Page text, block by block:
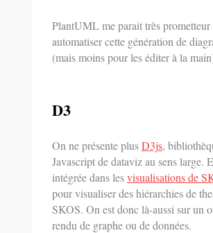
PlantUML me parait très
automatiser cette génération de
(mais moins pour les éditer à la
D3
On ne présente plusD3js,
Javascript de dataviz au sens large.
intégrée dans lesvisualisations de
pour visualiser des hiérarchies de
SKOS. On est donc là-aussi sur un
rendu de graphe ou de données.